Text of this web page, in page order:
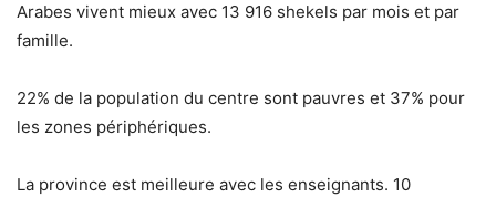
Arabes vivent mieux avec 13 916 shekels par mois et par
famille.
22% de la population du centre sont pauvres et 37% pour
les zones périphériques.
La province est meilleure avec les enseignants. 10